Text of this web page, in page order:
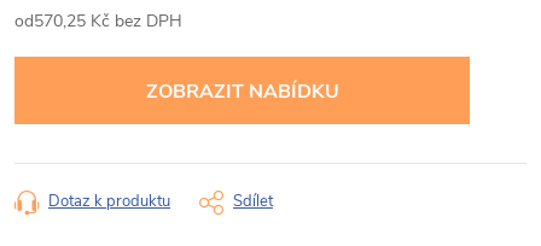
570,25 Kč bez DPH
Dotaz k produktu Sdílet